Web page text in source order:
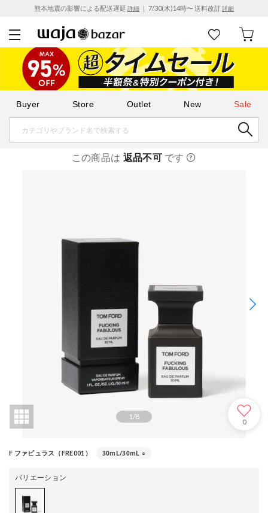
熊本地震の影響による配送遅延 詳細 ｜ 7/30(木)14時〜 送料改訂詳細
Buyer Store Outlet New Sale
この商品は 返品不可 です
1/8
0
F ファビュラス（FRE001） 30mL/30mL ○
バリエーション